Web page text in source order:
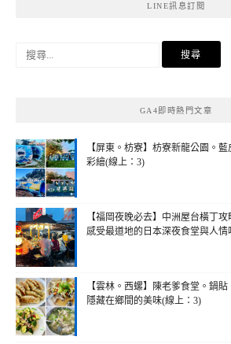
LINE訊息訂閱
GA4即時熱門文章
【屏東。枋寮】枋寮新龍公園。
彩繪(線上：3)
【福岡夜晚必去】中洲屋台橫丁
感受最道地的日本深夜食堂與人情
【雲林。西螺】陳老爹食堂。鍋
隱藏在鄉間的美味(線上：3)